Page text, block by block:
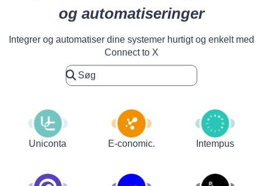
og automatiseringer
Integrer og automatiser dine systemer hurtigt og enkelt med
Connect to X
Uniconta E-conomic. Intempus